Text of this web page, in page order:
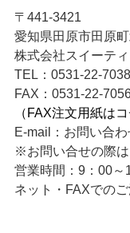
〒441-3421
愛知県田原市田原
株式会社スイーティ
TEL：0531-22-7038
FAX：0531-22-
（FAX注文用紙はコ
E-mail：お問い合
※お問い合せの際は
営業時間：9：00～
ネット・FAXでの